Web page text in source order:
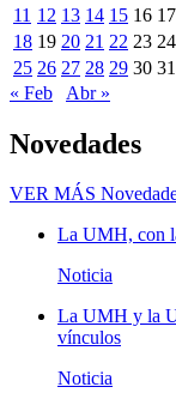
11 12 13 14 15 16 17
18 19 20 21 22 23 24
25 26 27 28 29 30 31
« Feb
Abr »
Novedades
VER MÁS
La UMH, con
Noticia
La UMH y la
vínculos
Noticia